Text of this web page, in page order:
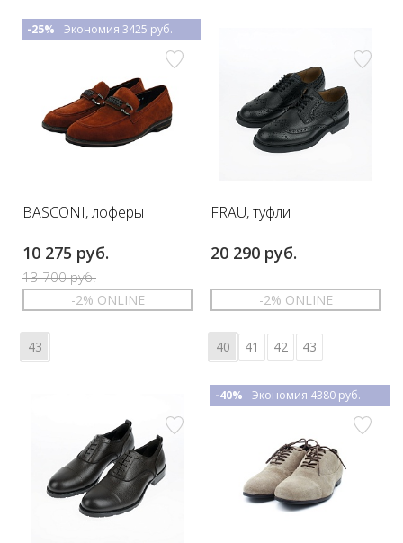
BASCONI, лоферы
10 275 руб.
13 700 руб.
-25% Экономия 3425 руб.
-2% ONLINE
43
FRAU, туфли
20 290 руб.
-2% ONLINE
40 41 42 43
-40% Экономия 4380 руб.